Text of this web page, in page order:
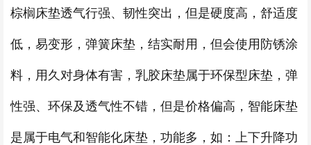
棕榈床垫透气行强、韧性突出，但是硬度高，舒适度
低，易变形，弹簧床垫，结实耐用，但会使用防锈涂
料，用久对身体有害，乳胶床垫属于环保型床垫，弹
性强、环保及透气性不错，但是价格偏高，智能床垫
是属于电气和智能化床垫，功能多，如：上下升降功